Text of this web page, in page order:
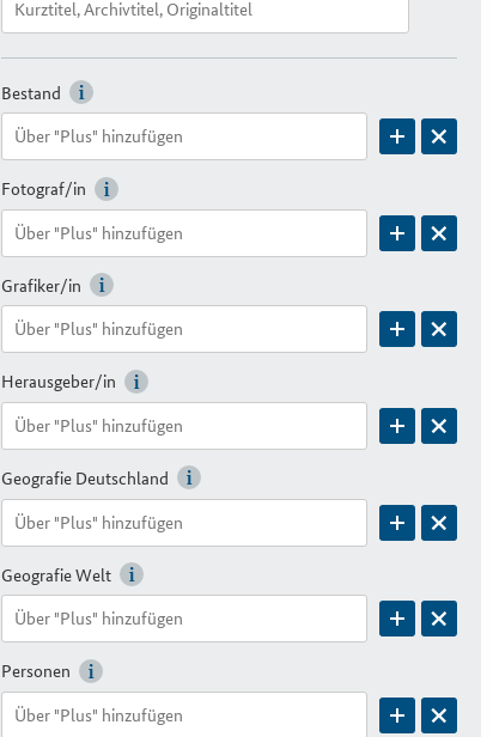
Bestand
Fotograf/in
Grafiker/in
Herausgeber/in
Geografie Deutschland
Geografie Welt
Personen